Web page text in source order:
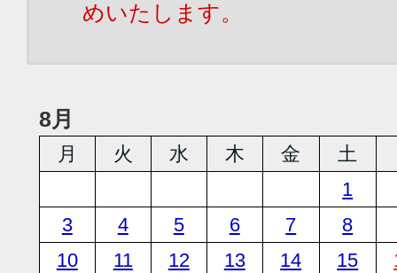
めいたします。
8月
月 火 水 木 金 土
1
3
4 5 6 7
8
10
11 12 13 14 15